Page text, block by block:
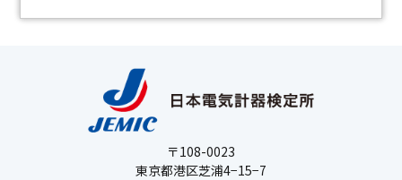
〒108-0023
東京都港区芝浦4−15−7